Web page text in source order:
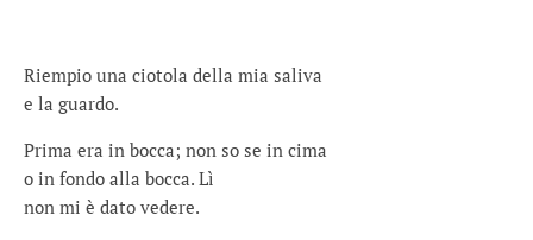
Riempio una ciotola della mia saliva
e la guardo.
Prima era in bocca; non so se in cima
o in fondo alla bocca. Lì
non mi è dato vedere.